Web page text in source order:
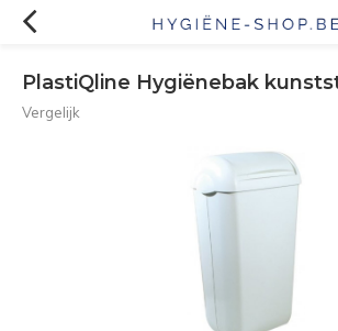
PlastiQline Hygiënebak
Vergelijk